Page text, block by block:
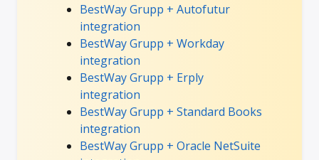
BestWay Grupp + Autofutur
integration
BestWay Grupp + Workday
integration
BestWay Grupp + Erply
integration
BestWay Grupp + Standard Books
integration
BestWay Grupp + Oracle NetSuite